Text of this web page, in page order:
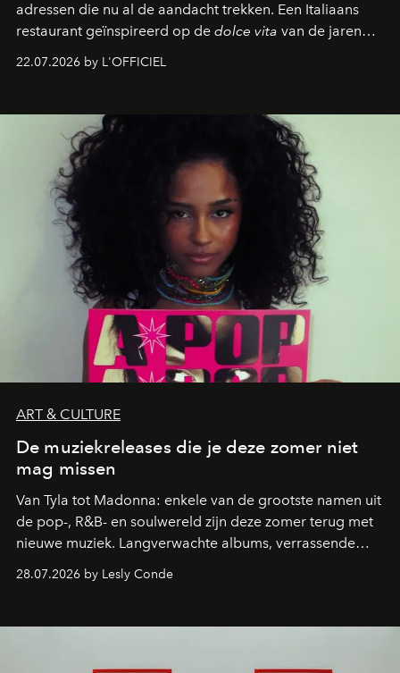
adressen die nu al de aandacht trekken. Een Italiaans
restaurant geïnspireerd op de dolce vita van de jaren
zestig, een Japanse hotspot die na zonsondergang
verandert in een bruisende ontmoetingsplek en de
neerstrijkt in Saint-Tropez. Dit zijn de nieuwe adressen
die deze zomer de toon zetten, van lange lunches tot
zwoele nachten.
22.07.2026 by L'OFFICIEL
ART & CULTURE
De muziekreleases die je deze zomer niet
mag missen
Van Tyla tot Madonna: enkele van de grootste namen uit
de pop-, R&B- en soulwereld zijn deze zomer terug met
nieuwe muziek. Langverwachte albums, verrassende
comebacks en veelbelovende nieuwe projecten: dit zijn
de releases die je niet mag missen.
28.07.2026 by Lesly Conde